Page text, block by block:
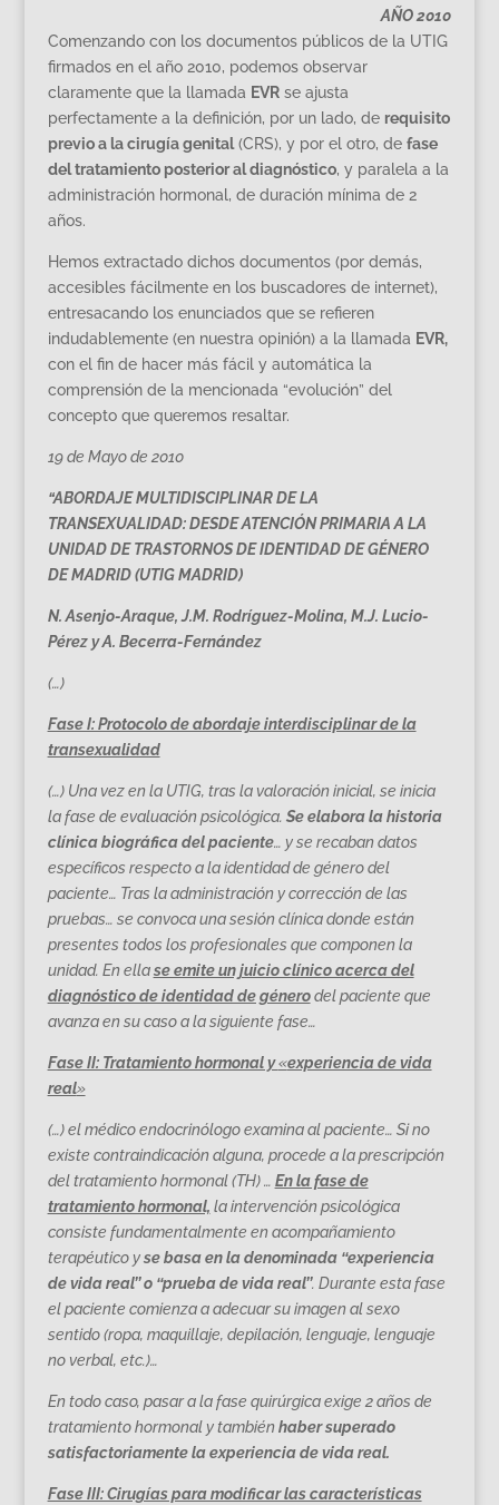
AÑO 2010
Comenzando con los documentos públicos de la UTIG
firmados en el año 2010, podemos observar
claramente que la llamada EVRse ajusta
perfectamente a la definición, por un lado, de requisito
previo a la cirugía genital(CRS), y por el otro, de fase
del tratamiento posterior al diagnóstico, y paralela a la
administración hormonal, de duración mínima de 2
años.
Hemos extractado dichos documentos (por demás,
accesibles fácilmente en los buscadores de internet),
entresacando los enunciados que se refieren
indudablemente (en nuestra opinión) a la llamada EVR,
con el fin de hacer más fácil y automática la
comprensión de la mencionada “evolución” del
concepto que queremos resaltar.
19 de Mayo de 2010
“ABORDAJE MULTIDISCIPLINAR DE LA
TRANSEXUALIDAD: DESDE ATENCIÓN PRIMARIA A LA
UNIDAD DE TRASTORNOS DE IDENTIDAD DE GÉNERO
DE MADRID (UTIG MADRID)
N. Asenjo-Araque, J.M. Rodríguez-Molina, M.J. Lucio-
Pérez y A. Becerra-Fernández
(…)
Fase I: Protocolo de abordaje interdisciplinar de la
transexualidad
(…) Una vez en la UTIG, tras la valoración inicial, se inicia
la fase de evaluación psicológica. Se elabora la historia
clínica biográfica del paciente… y se recaban datos
específicos respecto a la identidad de género del
paciente… Tras la administración y corrección de las
pruebas… se convoca una sesión clínica donde están
presentes todos los profesionales que componen la
unidad. En ellase emite un juicio clínico acerca del
diagnóstico de identidad de génerodel paciente que
avanza en su caso a la siguiente fase…
Fase II: Tratamiento hormonal y«experiencia de vida
real»
(…) el médico endocrinólogo examina al paciente… Si no
existe contraindicación alguna, procede a la prescripción
del tratamiento hormonal (TH) … En la fase de
tratamiento hormonal, la intervención psicológica
consiste fundamentalmente en acompañamiento
terapéutico yse basa en la denominada ‘‘experiencia
de vida real’’ o ‘‘prueba de vida real’’. Durante esta fase
el paciente comienza a adecuar su imagen al sexo
sentido (ropa, maquillaje, depilación, lenguaje, lenguaje
no verbal, etc.)…
En todo caso, pasar a la fase quirúrgica exige 2 años de
tratamiento hormonal y también haber superado
satisfactoriamente la experiencia de vida real.
Fase III: Cirugías para modificar las características